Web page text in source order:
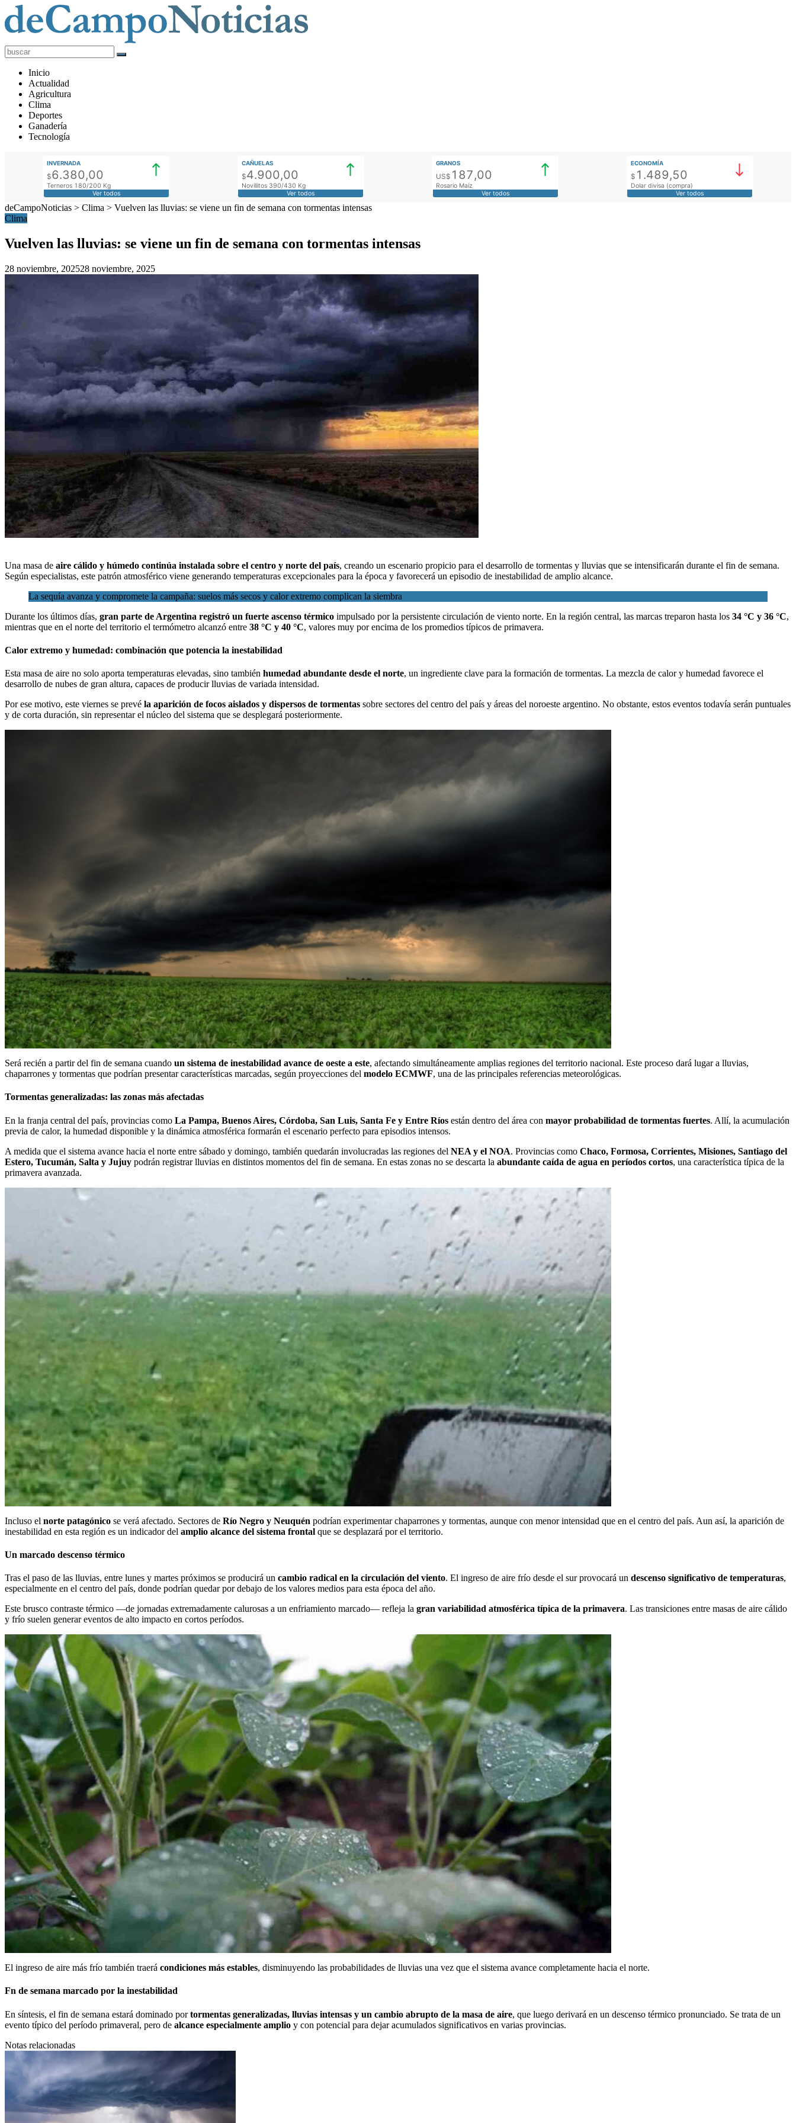
deCampoNoticias
Actualidad
Agropecuaria
Inicio
Actualidad
Agricultura
Clima
Deportes
Ganadería
Tecnología
INVERNADA
$6.380,00
Terneros 180/200 Kg
Ver todos
CAÑUELAS
$4.900,00
Novillitos 390/430 Kg
Ver todos
GRANOS
US$ 187,00
Rosario Maíz
Ver todos
ECONOMÍA
$ 1.489,50
Dolar divisa (compra)
Ver todos
deCampoNoticias > Clima > Vuelven las lluvias: se viene un fin de semana con tormentas intensas
Clima
Vuelven las lluvias: se viene un fin de semana con tormentas intensas
28 noviembre, 202528 noviembre, 2025
Una masa de aire cálido y húmedo continúa instalada sobre el centro y norte del país, creando un escenario propicio para el desarrollo de tormentas y lluvias que se intensificarán durante el fin de semana.
Según especialistas, este patrón atmosférico viene generando temperaturas excepcionales para la época y favorecerá un episodio de inestabilidad de amplio alcance.
La sequía avanza y compromete la campaña: suelos más secos y calor extremo complican la siembra
Durante los últimos días, gran parte de Argentina registró un fuerte ascenso térmico impulsado por la persistente circulación de viento norte. En la región central, las marcas treparon hasta los 34 °C y 36 °C,
mientras que en el norte del territorio el termómetro alcanzó entre 38 °C y 40 °C, valores muy por encima de los promedios típicos de primavera.
Calor extremo y humedad: combinación que potencia la inestabilidad
Esta masa de aire no solo aporta temperaturas elevadas, sino también humedad abundante desde el norte, un ingrediente clave para la formación de tormentas. La mezcla de calor y humedad favorece el
desarrollo de nubes de gran altura, capaces de producir lluvias de variada intensidad.
Por ese motivo, este viernes se prevé la aparición de focos aislados y dispersos de tormentas sobre sectores del centro del país y áreas del noroeste argentino. No obstante, estos eventos todavía serán puntuales
y de corta duración, sin representar el núcleo del sistema que se desplegará posteriormente.
Será recién a partir del fin de semana cuando un sistema de inestabilidad avance de oeste a este, afectando simultáneamente amplias regiones del territorio nacional. Este proceso dará lugar a lluvias,
chaparrones y tormentas que podrían presentar características marcadas, según proyecciones del modelo ECMWF, una de las principales referencias meteorológicas.
Tormentas generalizadas: las zonas más afectadas
En la franja central del país, provincias como La Pampa, Buenos Aires, Córdoba, San Luis, Santa Fe y Entre Ríos están dentro del área con mayor probabilidad de tormentas fuertes. Allí, la acumulación
previa de calor, la humedad disponible y la dinámica atmosférica formarán el escenario perfecto para episodios intensos.
A medida que el sistema avance hacia el norte entre sábado y domingo, también quedarán involucradas las regiones del NEA y el NOA. Provincias como Chaco, Formosa, Corrientes, Misiones, Santiago del
Estero, Tucumán, Salta y Jujuy podrán registrar lluvias en distintos momentos del fin de semana. En estas zonas no se descarta la abundante caída de agua en períodos cortos, una característica típica de la
primavera avanzada.
Incluso el norte patagónico se verá afectado. Sectores de Río Negro y Neuquén podrían experimentar chaparrones y tormentas, aunque con menor intensidad que en el centro del país. Aun así, la aparición de
inestabilidad en esta región es un indicador del amplio alcance del sistema frontal que se desplazará por el territorio.
Un marcado descenso térmico
Tras el paso de las lluvias, entre lunes y martes próximos se producirá un cambio radical en la circulación del viento. El ingreso de aire frío desde el sur provocará un descenso significativo de temperaturas,
especialmente en el centro del país, donde podrían quedar por debajo de los valores medios para esta época del año.
Este brusco contraste térmico —de jornadas extremadamente calurosas a un enfriamiento marcado— refleja la gran variabilidad atmosférica típica de la primavera. Las transiciones entre masas de aire cálido
y frío suelen generar eventos de alto impacto en cortos períodos.
El ingreso de aire más frío también traerá condiciones más estables, disminuyendo las probabilidades de lluvias una vez que el sistema avance completamente hacia el norte.
Fn de semana marcado por la inestabilidad
En síntesis, el fin de semana estará dominado portormentas generalizadas, lluvias intensas y un cambio abrupto de la masa de aire, que luego derivará en un descenso térmico pronunciado. Se trata de un
evento típico del período primaveral, pero de alcance especialmente amplio y con potencial para dejar acumulados significativos en varias provincias.
Notas relacionadas